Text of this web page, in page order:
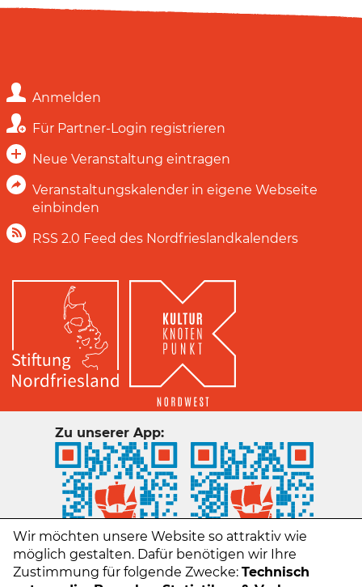
Anmelden
Für Partner-Login registrieren
Neue Veranstaltung eintragen
Veranstaltungskalender in eigene Webseite
einbinden
RSS 2.0 Feed des Nordfrieslandkalenders
Zu unserer App:
Wir möchten unsere Website so attraktiv wie
möglich gestalten. Dafür benötigen wir Ihre
Zustimmung für folgende Zwecke: Technisch